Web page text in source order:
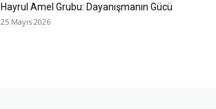
Hayrul Amel Grubu: Dayanışmanın Gücü
25 Mayıs 2026